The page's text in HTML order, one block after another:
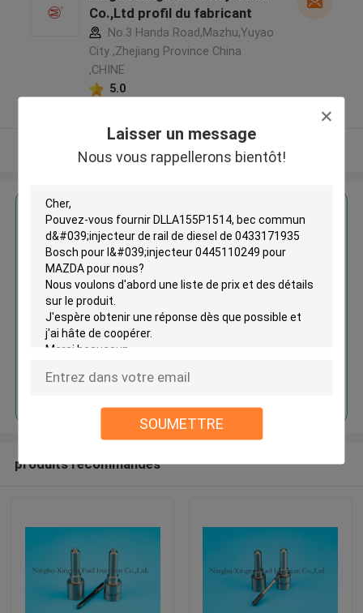
Laisser un message
Nous vous rappellerons bientôt!
SOUMETTRE
Co.,Ltd profil du fabricant
No.3 Handa Road,Mazhu,Yuyao
City ,Zhejiang Province China
,CHINE
5.0
Regardez plus
DLLA155P1514, bec commun
d'injecteur de rail de diesel de
l'injecteur 0445110249 pour
MAZDA
Continuer
produits recommandés